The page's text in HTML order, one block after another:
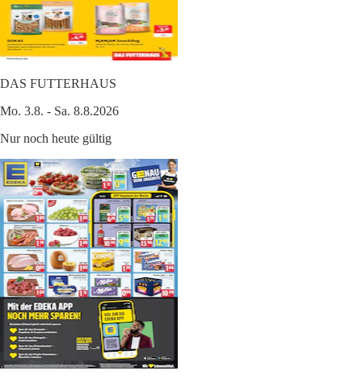
DAS FUTTERHAUS
Mo. 3.8. - Sa. 8.8.2026
Nur noch heute gültig